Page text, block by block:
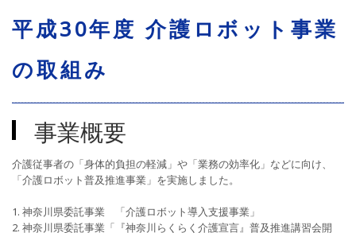
平成30年度 介護ロボット事業
の取組み
事業概要
介護従事者の「身体的負担の軽減」や「業務の効率化」などに向け、
「介護ロボット普及推進事業」を実施しました。
神奈川県委託事業 「介護ロボット導入支援事業」
神奈川県委託事業「『神奈川らくらく介護宣言』普及推進講習会開